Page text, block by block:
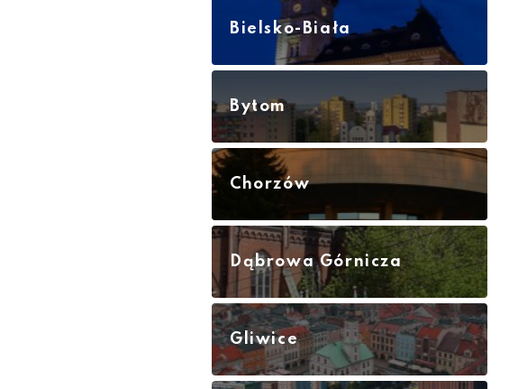
Bielsko-Biała
Bytom
Chorzów
Dąbrowa Górnicza
Gliwice